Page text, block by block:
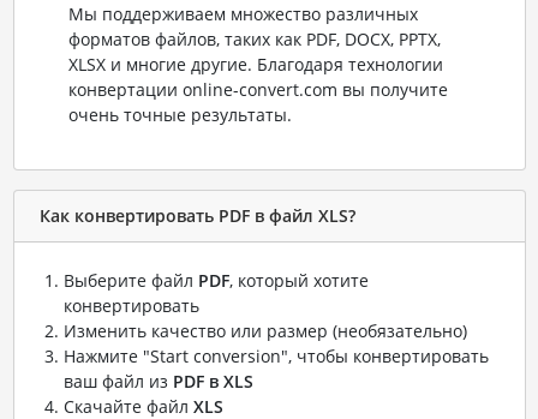
Мы поддерживаем множество различных
форматов файлов, таких как PDF, DOCX, PPTX,
XLSX и многие другие. Благодаря технологии
конвертации online-convert.com вы получите
очень точные результаты.
Как конвертировать PDF в файл XLS?
Выберите файл PDF, который хотите
конвертировать
Изменить качество или размер (необязательно)
Нажмите "Start conversion", чтобы конвертировать
ваш файл из PDF в XLS
Скачайте файл XLS